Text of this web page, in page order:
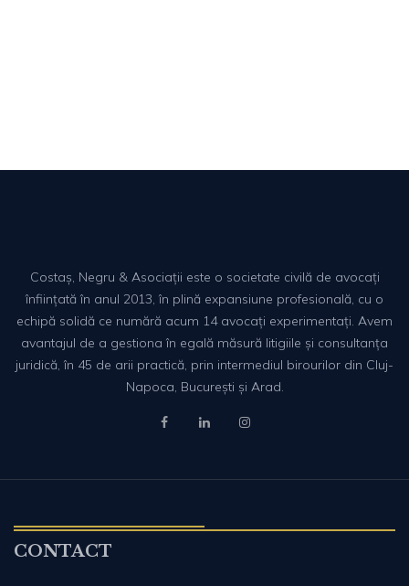
Costaș, Negru & Asociații este o societate civilă de avocați
înființată în anul 2013, în plină expansiune profesională, cu o
echipă solidă ce numără acum 14 avocați experimentați. Avem
avantajul de a gestiona în egală măsură litigiile și consultanța
juridică, în 45 de arii practică, prin intermediul birourilor din Cluj-
Napoca, București și Arad.
CONTACT